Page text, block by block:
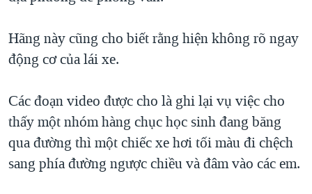
Hãng này cũng cho biết rằng hiện không rõ ngay
động cơ của lái xe.
Các đoạn video được cho là ghi lại vụ việc cho
thấy một nhóm hàng chục học sinh đang băng
qua đường thì một chiếc xe hơi tối màu đi chệch
sang phía đường ngược chiều và đâm vào các em.